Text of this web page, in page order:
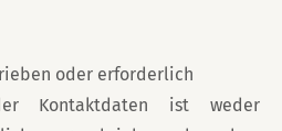
oder erforderlich
Kontaktdaten ist weder